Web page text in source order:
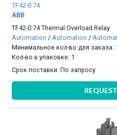
TF42-0.74
ABB
TF42-0.74 Thermal Overload Relay
Automation / Automation /
Минимальное кол-во для заказа:
Кол-во в упаковке: 1
Срок поставки:По запросу